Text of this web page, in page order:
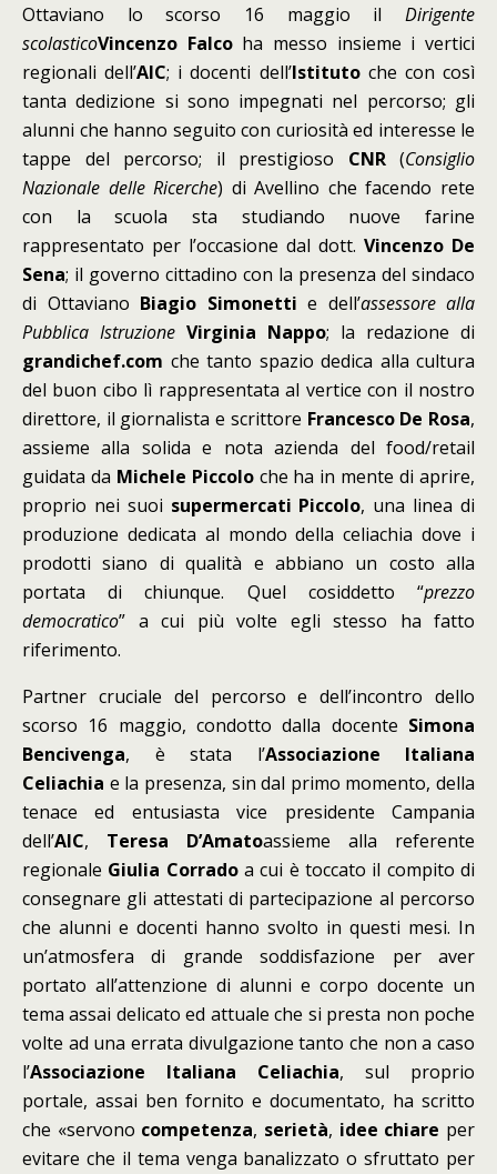
Ottaviano lo scorso 16 maggio il Dirigente
scolasticoVincenzo Falcoha messo insieme i vertici
regionali dell’AIC; i docenti dell’Istitutoche con così
tanta dedizione si sono impegnati nel percorso; gli
alunni che hanno seguito con curiosità ed interesse le
tappe del percorso; il prestigioso CNR(Consiglio
Nazionale delle Ricerche) di Avellino che facendo rete
con la scuola sta studiando nuove farine
rappresentato per l’occasione dal dott. Vincenzo De
Sena; il governo cittadino con la presenza del sindaco
di Ottaviano Biagio Simonetti e dell’assessore alla
Pubblica Istruzione Virginia Nappo; la redazione di
grandichef.com che tanto spazio dedica alla cultura
del buon cibo lì rappresentata al vertice con il nostro
direttore, il giornalista e scrittore Francesco De Rosa,
assieme alla solida e nota azienda del food/retail
guidata da Michele Piccoloche ha in mente di aprire,
proprio nei suoi supermercati Piccolo, una linea di
produzione dedicata al mondo della celiachia dove i
prodotti siano di qualità e abbiano un costo alla
portata di chiunque. Quel cosiddetto “prezzo
democratico” a cui più volte egli stesso ha fatto
riferimento.
Partner cruciale del percorso e dell’incontro dello
scorso 16 maggio, condotto dalla docente Simona
Bencivenga, è stata l’Associazione Italiana
Celiachia e la presenza, sin dal primo momento, della
tenace ed entusiasta vice presidente Campania
dell’AIC, Teresa D’Amatoassieme alla referente
regionale Giulia Corradoa cui è toccato il compito di
consegnare gli attestati di partecipazione al percorso
che alunni e docenti hanno svolto in questi mesi. In
un’atmosfera di grande soddisfazione per aver
portato all’attenzione di alunni e corpo docente un
tema assai delicato ed attuale che si presta non poche
volte ad una errata divulgazione tanto che non a caso
l’Associazione Italiana Celiachia, sul proprio
portale, assai ben fornito e documentato, ha scritto
che «servono competenza, serietà, idee chiare per
evitare che il tema venga banalizzato o sfruttato per